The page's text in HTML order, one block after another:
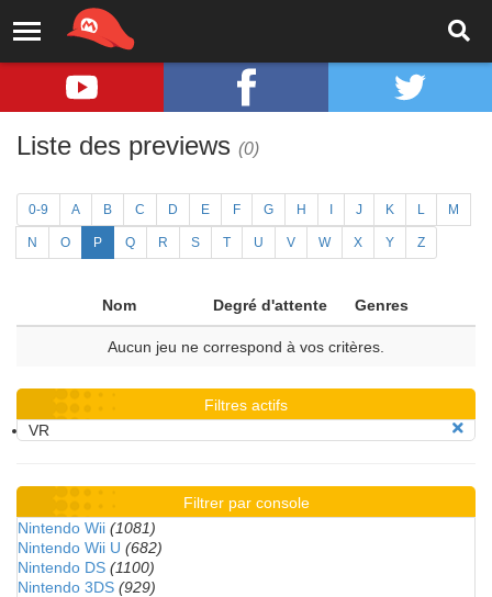
Liste des previews (0)
0-9 A B C D E F G H J K L M
N O P Q R S T U V W X Y Z
Nom Degré d'attente Genres
Aucun jeu ne correspond à vos critères.
Filtres actifs
VR
Filtrer par console
Nintendo Wii (1081)
Nintendo Wii U (682)
Nintendo DS (1100)
Nintendo 3DS (929)